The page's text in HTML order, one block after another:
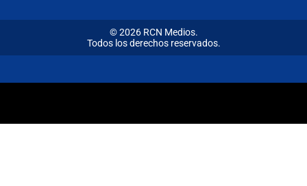
© 2026 RCN Medios.
Todos los derechos reservados.